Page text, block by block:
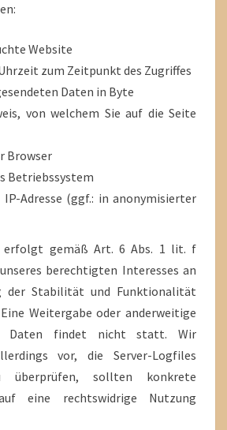
Website
zum Zeitpunkt des Zugriffes
Daten in Byte
von welchem Sie auf die Seite
Browser
Betriebssystem
IP-Adresse (ggf.: in anonymisierter
erfolgt gemäß Art. 6 Abs. 1 lit. f
unseres berechtigten Interesses an
der Stabilität und Funktionalität
Weitergabe oder anderweitige
Daten findet nicht statt. Wir
vor, die Server-Logfiles
überprüfen, sollten konkrete
eine rechtswidrige Nutzung